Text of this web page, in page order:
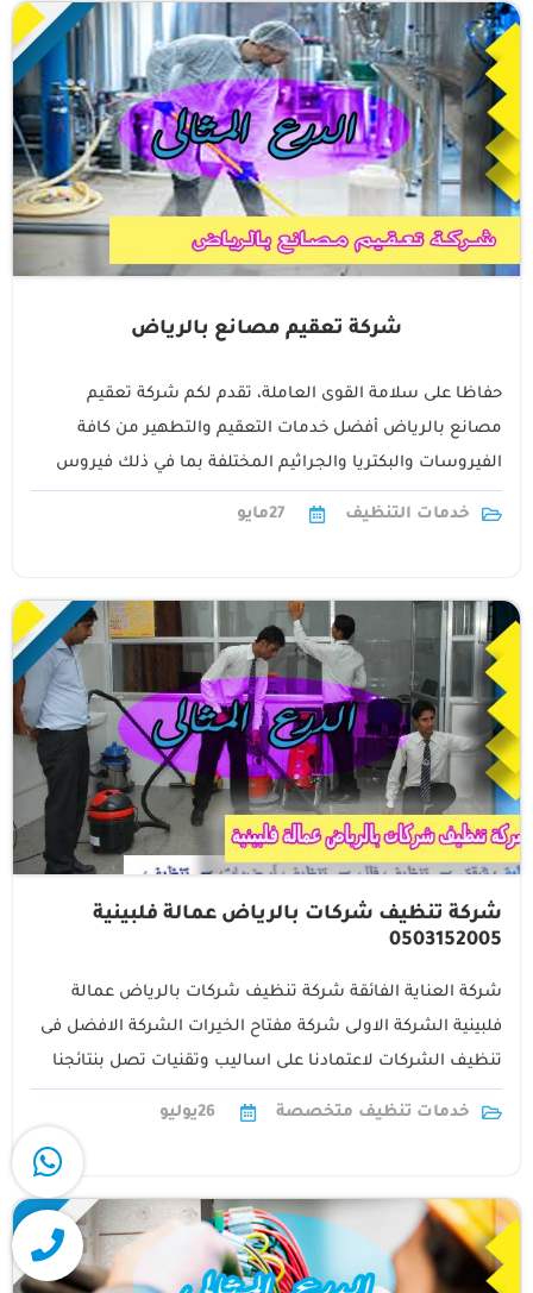
شركة تعقيم مصانع بالرياض
حفاظا على سلامة القوى العاملة، تقدم لكم شركة تعقيم
مصانع بالرياض أفضل خدمات التعقيم والتطهير من كافة
الفيروسات والبكتريا والجراثيم المختلفة بما في ذلك فيروس
كورونا المستجد الذي يهدد العالم1
خدمات التنظيف
27مايو
شركة تنظيف شركات بالرياض عمالة فلبينية
0503152005
شركة العناية الفائقة شركة تنظيف شركات بالرياض عمالة
فلبينية الشركة الاولى شركة مفتاح الخيرات الشركة الافضل فى
تنظيف الشركات لاعتمادنا على اساليب وتقنيات تصل بنتائجنا
الى اعلى درجات التميز حيث توفر شركة1
خدمات تنظيف متخصصة
26يوليو